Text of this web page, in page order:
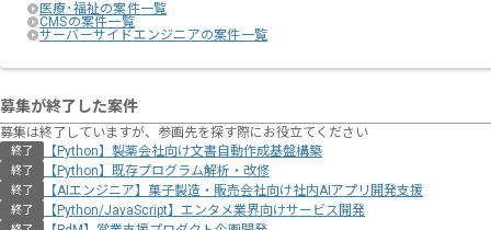
医療･福祉の案件一覧
CMSの案件一覧
サーバーサイドエンジニアの案件一覧
募集が終了した案件
募集は終了していますが、参画先を探す際にお役立てください
終了 【Python】製薬会社向け文書自動作成基盤構築
終了 【Python】既存プログラム解析・改修
終了 【AIエンジニア】菓子製造・販売会社向け社内AIアプリ開発支援
終了 【Python/JavaScript】エンタメ業界向けサービス開発